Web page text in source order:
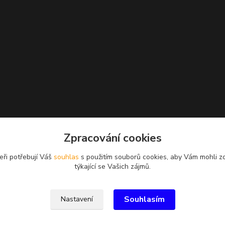
Zpracování cookies
potřebují Váš souhlas s použitím souborů cookies, aby Vám mohli
týkající se Vašich zájmů.
Nastavení Souhlasím